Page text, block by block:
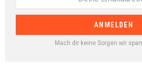
Mach dir keine Sorgen wir